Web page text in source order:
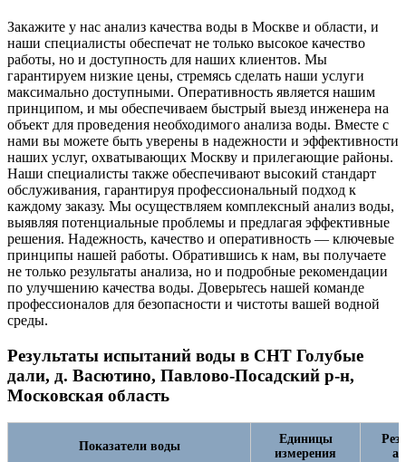
Закажите у нас анализ качества воды в Москве и области, и
наши специалисты обеспечат не только высокое качество
работы, но и доступность для наших клиентов. Мы
гарантируем низкие цены, стремясь сделать наши услуги
максимально доступными. Оперативность является нашим
принципом, и мы обеспечиваем быстрый выезд инженера на
объект для проведения необходимого анализа воды. Вместе с
нами вы можете быть уверены в надежности и эффективности
наших услуг, охватывающих Москву и прилегающие районы.
Наши специалисты также обеспечивают высокий стандарт
обслуживания, гарантируя профессиональный подход к
каждому заказу. Мы осуществляем комплексный анализ воды,
выявляя потенциальные проблемы и предлагая эффективные
решения. Надежность, качество и оперативность — ключевые
принципы нашей работы. Обратившись к нам, вы получаете
не только результаты анализа, но и подробные рекомендации
по улучшению качества воды. Доверьтесь нашей команде
профессионалов для безопасности и чистоты вашей водной
среды.
Результаты испытаний воды в СНТ Голубые
дали, д. Васютино, Павлово-Посадский р-н,
Московская область
Показатели воды
Единицы
измерения